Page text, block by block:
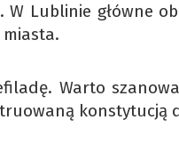
Lublinie główne
miasta.
Warto
konstytucją